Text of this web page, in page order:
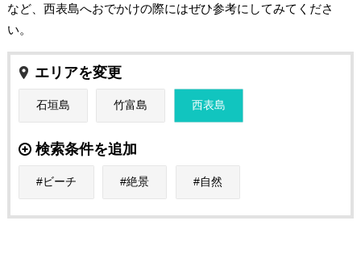
など、西表島へおでかけの際にはぜひ参考にしてみてくださ
い。
エリアを変更
石垣島 竹富島 西表島
検索条件を追加
ビーチ 絶景 自然